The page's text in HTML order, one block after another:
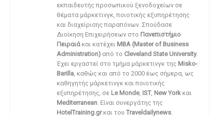
εκπαιδευτής προσωπικού ξενοδοχείων σε
θέματα μάρκετινγκ, ποιοτικής εξυπηρέτησης
και διαχείρισης παραπόνων. Σπούδασε
Διοίκηση Επιχειρήσεων στο Πανεπιστήμιο
Πειραιάκαι κατέχει MBA (Master of Business
Administration) από το Cleveland State University.
Έχει εργαστεί στο τμήμα μάρκετινγκ της Misko-
Barilla, καθώς και από το 2000 έως σήμερα, ως
καθηγητής μάρκετινγκ και ποιοτικής
εξυπηρέτησης, σε Le Monde, IST, New York και
Mediterranean. Είναι συνεργάτης της
HotelTraining.grκαι του Traveldailynews.